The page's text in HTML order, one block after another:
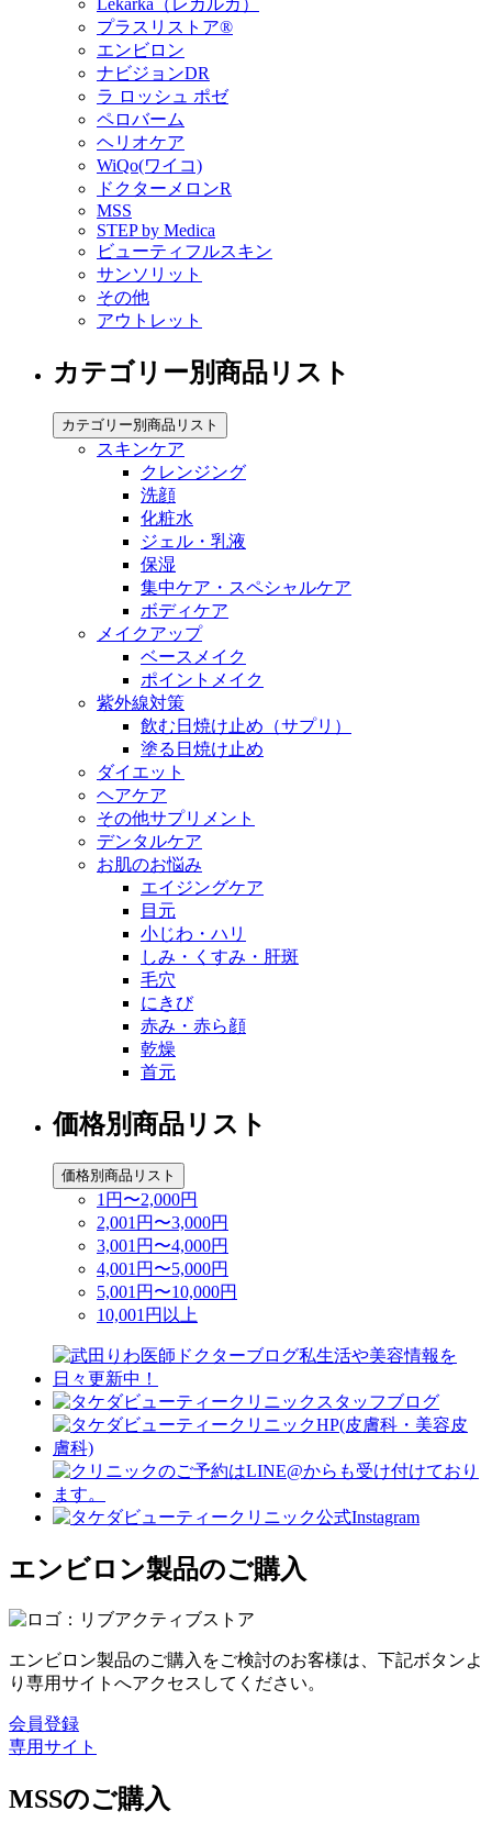
プラスリストア®︎
エンビロン
ナビジョンDR
ラ ロッシュ ポゼ
ペロバーム
ヘリオケア
WiQo(ワイコ)
ドクターメロンR
MSS
STEP by Medica
ビューティフルスキン
サンソリット
その他
アウトレット
カテゴリー別商品リスト
カテゴリー別商品リスト
スキンケア
クレンジング
洗顔
化粧水
ジェル・乳液
保湿
集中ケア・スペシャルケア
ボディケア
メイクアップ
ベースメイク
ポイントメイク
紫外線対策
飲む日焼け止め（サプリ）
塗る日焼け止め
ダイエット
ヘアケア
その他サプリメント
デンタルケア
お肌のお悩み
エイジングケア
目元
小じわ・ハリ
しみ・くすみ・肝斑
毛穴
にきび
赤み・赤ら顔
乾燥
首元
価格別商品リスト
価格別商品リスト
1円〜2,000円
2,001円〜3,000円
3,001円〜4,000円
4,001円〜5,000円
5,001円〜10,000円
10,001円以上
エンビロン製品のご購入
エンビロン製品のご購入をご検討のお客様は、下記ボタンよ
り専用サイトへアクセスしてください。
会員登録
専用サイト
MSSのご購入